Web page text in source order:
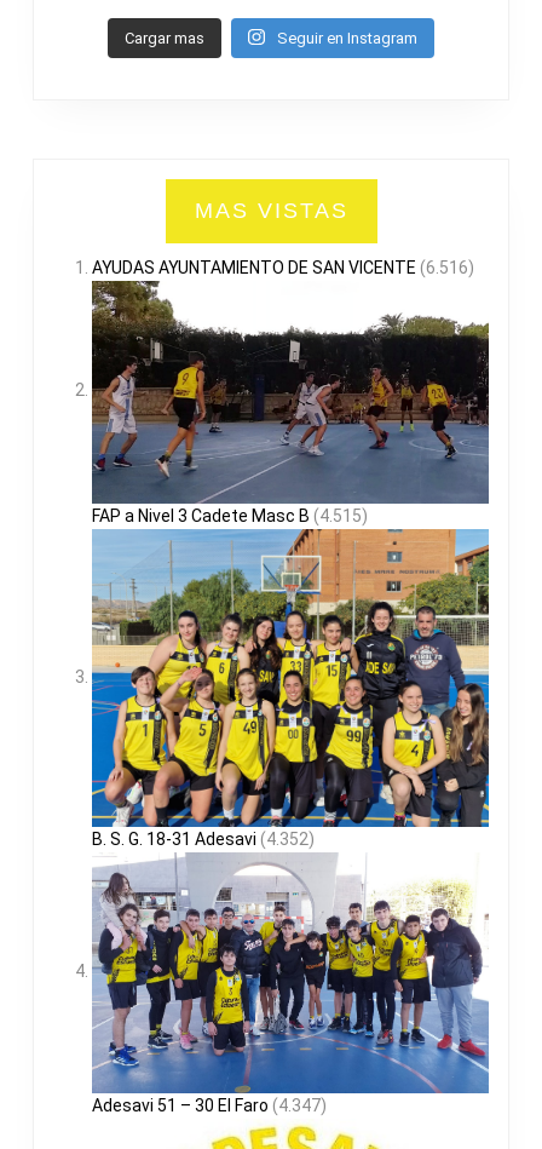
Cargar mas Seguir en Instagram
MAS VISTAS
AYUDAS AYUNTAMIENTO DE SAN VICENTE (6.516)
FAP a Nivel 3 Cadete Masc B (4.515)
B. S. G. 18-31 Adesavi (4.352)
Adesavi 51 – 30 El Faro (4.347)